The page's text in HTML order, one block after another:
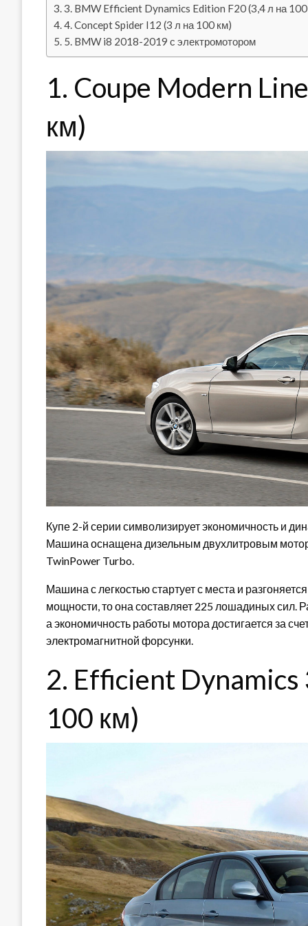
3. BMW Efficient Dynamics Edition F20 (3,4 л на
4. Concept Spider I12 (3 л на 100 км)
5. BMW i8 2018-2019 с электромотором
1. Coupe Modern
км)
Купе 2-й серии символизирует экономичность и
Машина оснащена дизельным двухлитровым
TwinPower Turbo.
Машина с легкостью стартует с места и
мощности, то она составляет 225 лошадиных сил.
а экономичность работы мотора достигается за
электромагнитной форсунки.
2. Efficient Dynamics
100 км)